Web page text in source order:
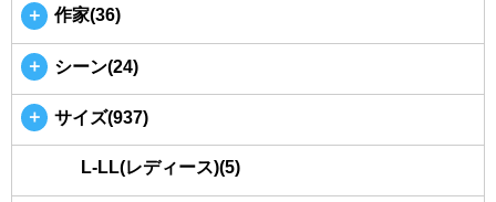
＋ 作家(36)
＋ シーン(24)
＋ サイズ(937)
L-LL(レディース)(5)